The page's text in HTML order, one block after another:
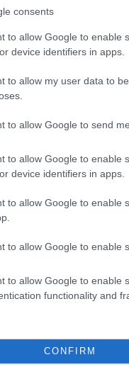
consents
to allow Google to enable
device identifiers in apps.
to allow my user data to
to allow Google to send
to allow Google to enable
device identifiers in apps.
to allow Google to enable
to allow Google to enable
to allow Google to enable
functionality and
CONFIRM